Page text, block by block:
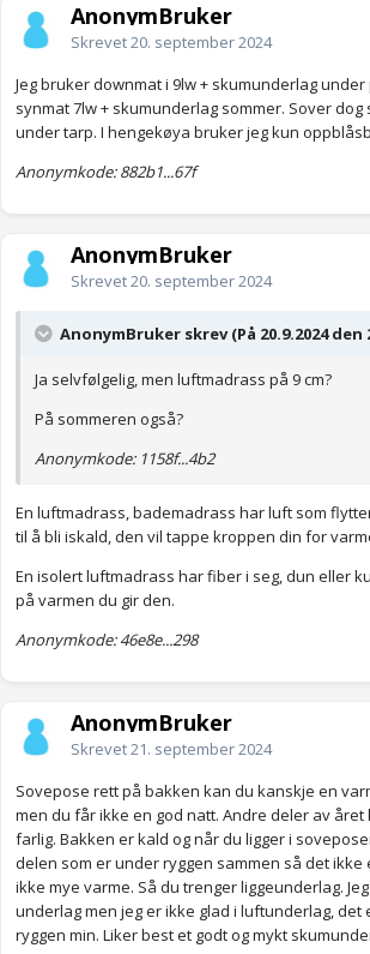
AnonymBruker
Skrevet20. september 2024
Jeg bruker downmat i 9lw + skumunderlag
synmat 7lw + skumunderlag sommer. Sover dog
under tarp. I hengekøya bruker jeg kun
Anonymkode: 882b1...67f
AnonymBruker
Skrevet20. september 2024
AnonymBruker skrev (På 20.9.2024 den
Ja selvfølgelig, men luftmadrass på 9 cm?
På sommeren også?
Anonymkode: 1158f...4b2
En luftmadrass, bademadrass har luft som
til å bli iskald, den vil tappe kroppen din for
En isolert luftmadrass har fiber i seg, dun eller
på varmen du gir den.
Anonymkode: 46e8e...298
AnonymBruker
Skrevet21. september 2024
Sovepose rett på bakken kan du kanskje en
men du får ikke en god natt. Andre deler av
farlig. Bakken er kald og når du ligger i
delen som er under ryggen sammen så det ikke
ikke mye varme. Så du trenger liggeunderlag.
underlag men jeg er ikke glad i luftunderlag, det
ryggen min. Liker best et godt og mykt